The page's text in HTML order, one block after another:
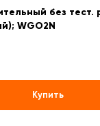
без тест.
WGO2N
Купить